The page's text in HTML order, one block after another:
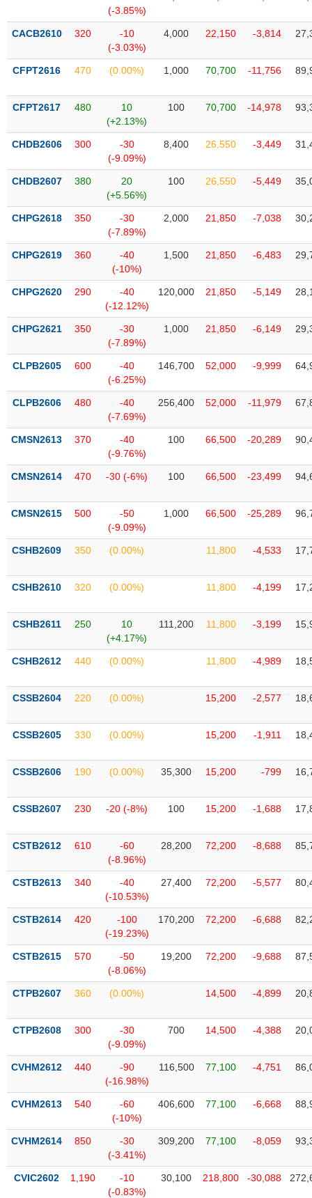
(-3.85%)
CACB2610 320
-10
(-3.03%)
4,000 22,150 -3,814
CFPT2616 470 (0.00%) 1,000 70,700 -11,756
CFPT2617 480
10
(+2.13%)
100 70,700 -14,978
CHDB2606 300
-30
(-9.09%)
8,400 26,550 -3,449
CHDB2607 380
20
(+5.56%)
100 26,550 -5,449
CHPG2618 350
-30
(-7.89%)
2,000 21,850 -7,038
CHPG2619 360
-40
(-10%)
1,500 21,850 -6,483
CHPG2620 290
-40
(-12.12%)
120,000 21,850 -5,149
CHPG2621 350
-30
(-7.89%)
1,000 21,850 -6,149
CLPB2605 600
-40
(-6.25%)
146,700 52,000 -9,999
CLPB2606 480
-40
(-7.69%)
256,400 52,000 -11,979
CMSN2613 370
-40
(-9.76%)
100 66,500 -20,289
CMSN2614 470 -30 (-6%) 100 66,500 -23,499
CMSN2615 500
-50
(-9.09%)
1,000 66,500 -25,289
CSHB2609 350 (0.00%) 11,800 -4,533
CSHB2610 320 (0.00%) 11,800 -4,199
CSHB2611 250
10
(+4.17%)
111,200 11,800 -3,199
CSHB2612 440 (0.00%) 11,800 -4,989
CSSB2604 220 (0.00%) 15,200 -2,577
CSSB2605 330 (0.00%) 15,200 -1,911
CSSB2606 190 (0.00%) 35,300 15,200 -799
CSSB2607 230 -20 (-8%) 100 15,200 -1,688
CSTB2612 610
-60
(-8.96%)
28,200 72,200 -8,688
CSTB2613 340
-40
(-10.53%)
27,400 72,200 -5,577
CSTB2614 420
-100
(-19.23%)
170,200 72,200 -6,688
CSTB2615 570
-50
(-8.06%)
19,200 72,200 -9,688
CTPB2607 360 (0.00%) 14,500 -4,899
CTPB2608 300
-30
(-9.09%)
700 14,500 -4,388
CVHM2612 440
-90
(-16.98%)
116,500 77,100 -4,751
CVHM2613 540
-60
(-10%)
406,600 77,100 -6,668
CVHM2614 850
-30
(-3.41%)
309,200 77,100 -8,059
CVIC2602 1,190
-10
(-0.83%)
30,100 218,800 -30,088
KHỎE
TÀI
CÔNG
THÔNG
VỤ
TRUYỀN
ÍCH
BẤT
ĐỘNG
chứng
khoán
Tất cả Cổ phiếu Chỉ số Chứng chỉ quỹ Chứng
Lãnh
(-)
tức
(-)
của
(-)
Báo
phân
tích
ngữ
(-)
Dịch
(-)
Đào